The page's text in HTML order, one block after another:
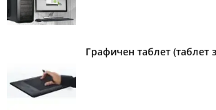
Графичен таблет (таблет